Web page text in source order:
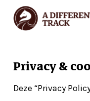
Skip
Cart
Privacy &
Deze “Privacy